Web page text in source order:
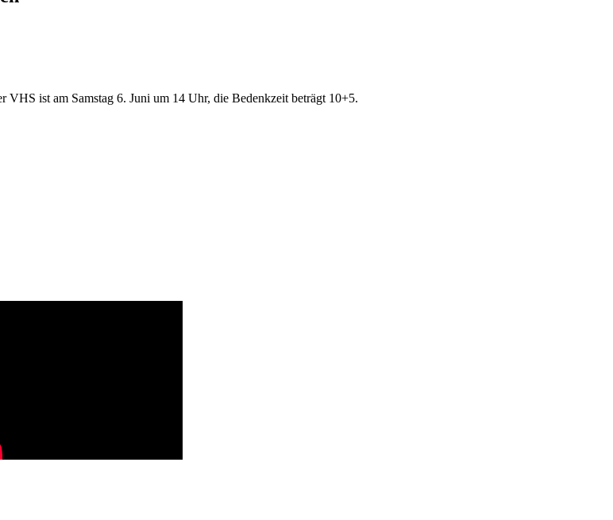
ist am Samstag 6. Juni um 14 Uhr, die Bedenkzeit beträgt 10+5.